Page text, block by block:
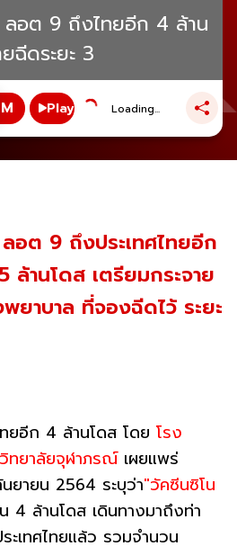
ลอต 9 ถึงไทยอีก 4 ล้าน
ฉีดระยะ 3
Play Loading...
อต 9 ถึงประเทศไทยอีก
ล้านโดส เตรียมกระจาย
ยาบาล ที่จองฉีดไว้ ระยะ
ยอีก 4 ล้านโดส โดย โรง
ทยาลัยจุฬาภรณ์เผยแพร่
ยายน 2564 ระบุว่า"วัคซีนซิโน
4 ล้านโดส เดินทางมาถึงท่า
เทศไทยแล้ว รวมจำนวน